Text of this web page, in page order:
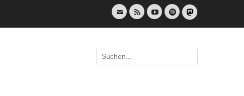
E-
Mail
Feed YouTubeSpotify
Suche
nach: